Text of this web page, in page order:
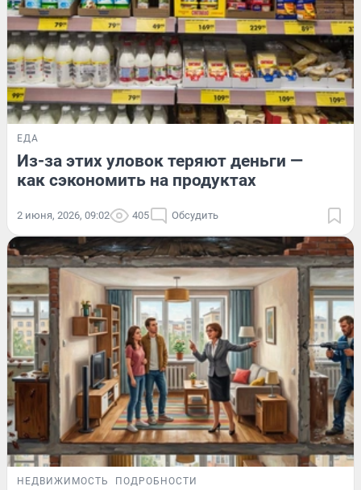
ЕДА
Из-за этих уловок теряют деньги —
как сэкономить на продуктах
2 июня, 2026, 09:02 405 Обсудить
НЕДВИЖИМОСТЬ ПОДРОБНОСТИ